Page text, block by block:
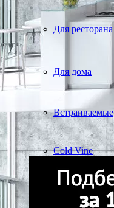
Для ресторана
Для дома
Встраиваемые
Cold Vine